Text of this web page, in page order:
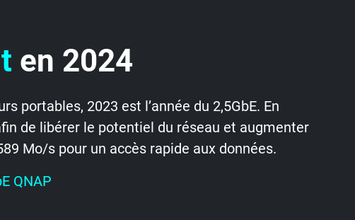
en 2024
portables, 2023 est l’année du 2,5GbE. En
de libérer le potentiel du réseau et augmenter
Mo/s pour un accès rapide aux données.
QNAP